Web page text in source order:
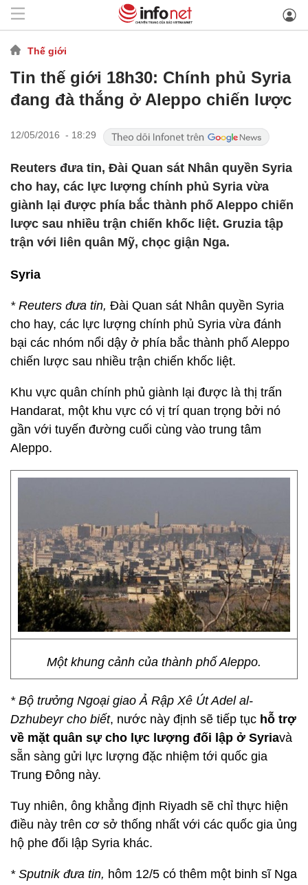
Thế giới
Tin thế giới 18h30: Chính phủ Syria
đang đà thắng ở Aleppo chiến lược
12/05/2016 - 18:29
Reuters đưa tin, Đài Quan sát Nhân quyền Syria
cho hay, các lực lượng chính phủ Syria vừa
giành lại được phía bắc thành phố Aleppo chiến
lược sau nhiều trận chiến khốc liệt. Gruzia tập
trận với liên quân Mỹ, chọc giận Nga.
Syria
* Reuters đưa tin, Đài Quan sát Nhân quyền Syria
cho hay, các lực lượng chính phủ Syria vừa đánh
bại các nhóm nổi dậy ở phía bắc thành phố Aleppo
chiến lược sau nhiều trận chiến khốc liệt.
Khu vực quân chính phủ giành lại được là thị trấn
Handarat, một khu vực có vị trí quan trọng bởi nó
gần với tuyến đường cuối cùng vào trung tâm
Aleppo.
Một khung cảnh của thành phố Aleppo.
* Bộ trưởng Ngoại giao Ả Rập Xê Út Adel al-
Dzhubeyr cho biết, nước này định sẽ tiếp tục hỗ trợ
về mặt quân sự cho lực lượng đối lập ở Syriavà
sẵn sàng gửi lực lượng đặc nhiệm tới quốc gia
Trung Đông này.
Tuy nhiên, ông khẳng định Riyadh sẽ chỉ thực hiện
điều này trên cơ sở thống nhất với các quốc gia ủng
hộ phe đối lập Syria khác.
* Sputnik đưa tin, hôm 12/5 có thêm một binh sĩ Nga